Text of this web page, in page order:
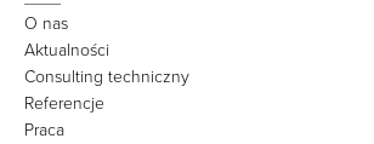
O nas
Aktualności
Consulting techniczny
Referencje
Praca